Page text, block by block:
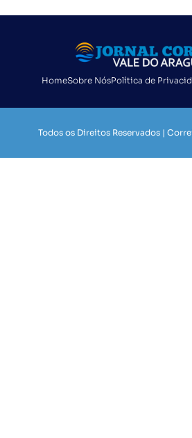
HomeSobre NósPolítica de
Todos os Direitos Reservados |